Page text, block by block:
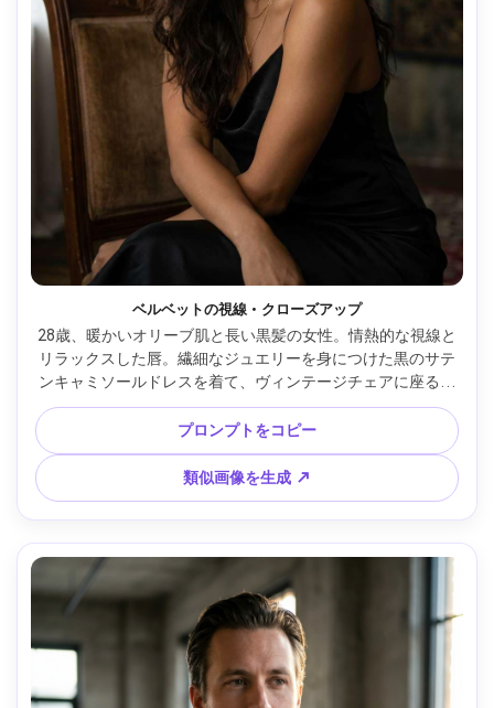
ベルベットの視線・クローズアップ
28歳、暖かいオリーブ肌と長い黒髪の女性。情熱的な視線と
リラックスした唇。繊細なジュエリーを身につけた黒のサテ
ンキャミソールドレスを着て、ヴィンテージチェアに座る。
ムーディーなスタジオセット、窓からのソフト光とほんのり
としたフィル、85mm f/1.4 浅い被写界深度、タイトなクロー
ズアップ、親密かつ自信ある雰囲気、フォトリアルな肌質、
自然な影、エディトリアルな色調補正、超高精細、ハイレゾ
--ar 4:5
プロンプトをコピー
類似画像を生成 ↗